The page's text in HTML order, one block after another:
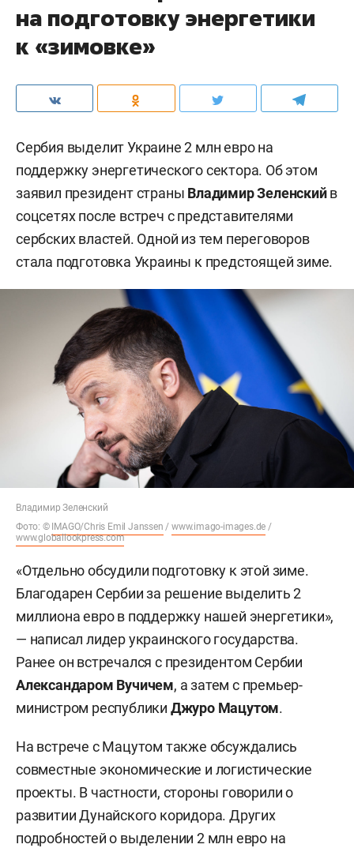
на подготовку энергетики
к «зимовке»
Сербия выделит Украине 2 млн евро на
поддержку энергетического сектора. Об этом
заявил президент страны Владимир Зеленскийв
соцсетях после встреч с представителями
сербских властей. Одной из тем переговоров
стала подготовка Украины к предстоящей зиме.
Владимир Зеленский
Фото: © IMAGO/Chris Emil Janssen /www.imago-images.de /
www.globallookpress.com
«Отдельно обсудили подготовку к этой зиме.
Благодарен Сербии за решение выделить 2
миллиона евро в поддержку нашей энергетики»,
— написал лидер украинского государства.
Ранее он встречался с президентом Сербии
Александаром Вучичем, а затем с премьер-
министром республики Джуро Мацутом.
На встрече с Мацутом также обсуждались
совместные экономические и логистические
проекты. В частности, стороны говорили о
развитии Дунайского коридора. Других
подробностей о выделении 2 млн евро на